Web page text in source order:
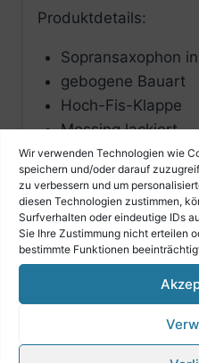
Wir verwenden Technologien wie
speichern und/oder darauf
zu verbessern und um
diesen Technologien zustimmen,
Surfverhalten oder eindeutige IDs
Sie Ihre Zustimmung nicht erteilen
bestimmte Funktionen
Produktdetails:
Sopransaxophon
gebogene Bauart
Hoch-Fis-Klappe
Messing lackiert
Polster aus
mit Leichtbaukoffer
Ähnliche